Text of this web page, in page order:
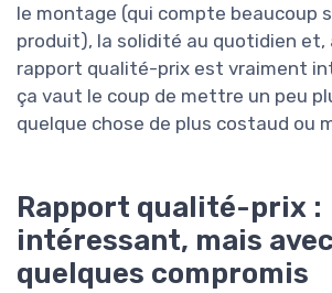
le montage (qui compte beaucoup
produit), la solidité au quotidien et,
rapport qualité-prix est vraiment
ça vaut le coup de mettre un peu
quelque chose de plus costaud ou
Rapport qualité-prix :
intéressant, mais avec
quelques compromis